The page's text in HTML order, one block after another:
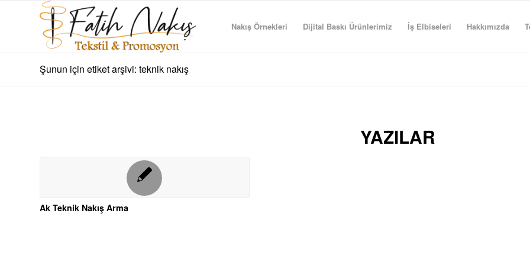
Nakış Örnekleri Dijital Baskı Ürünlerimiz İş Elbiseleri Hakkımızda
Şunun için etiket arşivi: teknik nakış
YAZILAR
Ak Teknik Nakış Arma